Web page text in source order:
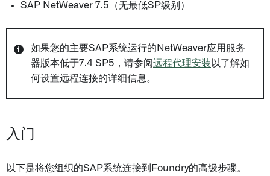
SAP NetWeaver 7.5（无最低SP级别）
如果您的主要SAP系统运行的NetWeaver应用服务
器版本低于7.4 SP5，请参阅远程代理安装 以了解如
何设置远程连接的详细信息。
入门
以下是将您组织的SAP系统连接到Foundry的高级步骤。